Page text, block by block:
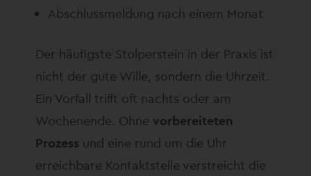
Abschlussmeldung nach einem Monat
Der häufigste Stolperstein in der Praxis ist
nicht der gute Wille, sondern die Uhrzeit.
Ein Vorfall trifft oft nachts oder am
Wochenende. Ohne vorbereiteten
Prozess und eine rund um die Uhr
erreichbare Kontaktstelle verstreicht die